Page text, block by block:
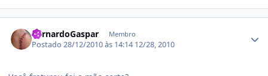
BernardoGaspar Membro
Postado28/12/2010 às 14:14 12/28, 2010